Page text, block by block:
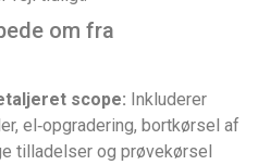
om fra
scope: Inkluderer
el‑opgradering, bortkørsel af
tilladelser og prøvekørsel